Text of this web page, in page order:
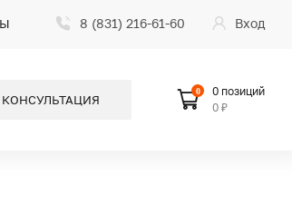
8 (831) 216-61-60 Вход
КОНСУЛЬТАЦИЯ
0
0 позиций
0 ₽